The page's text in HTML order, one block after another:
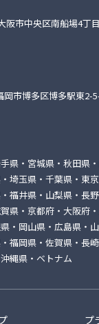
阪市中央区南船場4丁
岡市博多区博多駅東2-
県・宮城県・秋田県
埼玉県・千葉県・東
福井県・山梨県・長
県・京都府・大阪府
・岡山県・広島県・
福岡県・佐賀県・長
縄県・ベトナム
プ